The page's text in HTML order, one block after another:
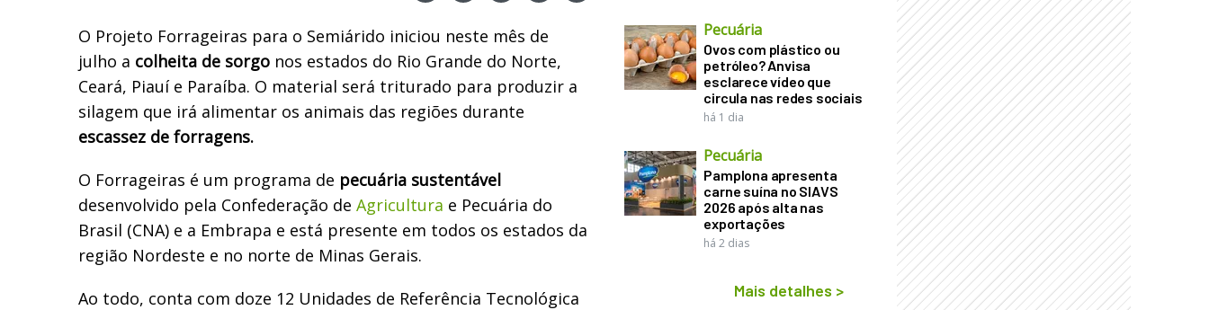
O Projeto Forrageiras para o Semiárido iniciou neste mês de
julho a colheita de sorgo nos estados do Rio Grande do Norte,
Ceará, Piauí e Paraíba. O material será triturado para produzir a
silagem que irá alimentar os animais das regiões durante
escassez de forragens.
O Forrageiras é um programa de pecuária sustentável
desenvolvido pela Confederação de Agricultura e Pecuária do
Brasil (CNA) e a Embrapa e está presente em todos os estados da
região Nordeste e no norte de Minas Gerais.
Ao todo, conta com doze 12 Unidades de Referência Tecnológica
Pecuária
Ovos com plástico ou
petróleo? Anvisa
esclarece vídeo que
circula nas redes sociais
há 1 dia
Pecuária
Pamplona apresenta
carne suína no SIAVS
2026 após alta nas
exportações
há 2 dias
Mais detalhes >